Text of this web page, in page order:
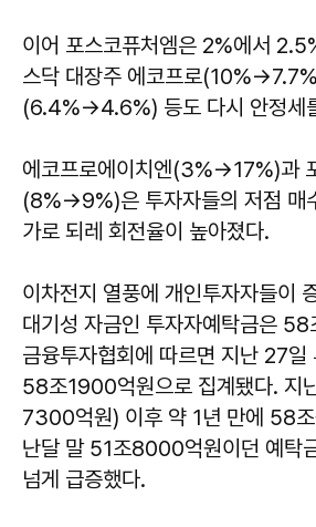
이어 포스코퓨처엠은 2%에서
스닥 대장주 에코프로
(6.4%→4.6%) 등도 다시 안정세
에코프로에이치엔(3%→17%)과
(8%→9%)은 투자자들의 저점 매
가로 되레 회전율이 높아졌다.
이차전지 열풍에 개인투자자들이
대기성 자금인 투자자예탁금은 58
금융투자협회에 따르면 지난 27일
58조1900억원으로 집계됐다. 지
7300억원) 이후 약 1년 만에 58조
난달 말 51조8000억원이던 예탁
넘게 급증했다.